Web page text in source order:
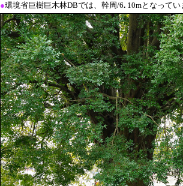
●環境省巨樹巨木林DBでは、幹周/6. 10mとなって